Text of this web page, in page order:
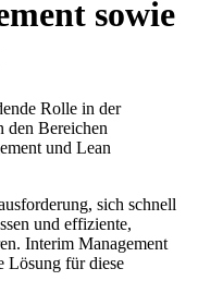
sowie
Rolle in der
den Bereichen
und Lean
sich schnell
und effiziente,
Interim Management
Lösung für diese